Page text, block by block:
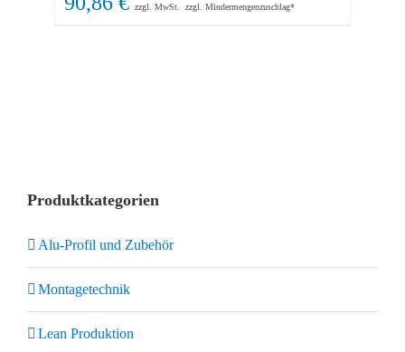
zzgl. MwSt. zzgl. Mindermengenzuschlag*
Produktkategorien
Alu-Profil und Zubehör
Montagetechnik
Lean Produktion